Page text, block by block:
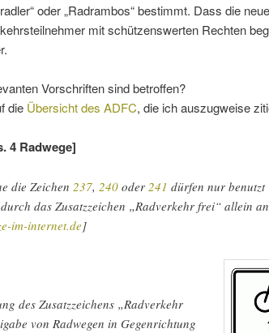
oder „Radrambos“ bestimmt. Dass die
mit schützenswerten Rechten
Vorschriften sind betroffen?
die Übersicht des ADFC, die ich auszugweise
4 Radwege]
die Zeichen 237, 240 oder 241 dürfen nur benutzt
das Zusatzzeichen „Radverkehr frei“ allein
im-internet.de]
des Zusatzzeichens „Radverkehr
von Radwegen in Gegenrichtung